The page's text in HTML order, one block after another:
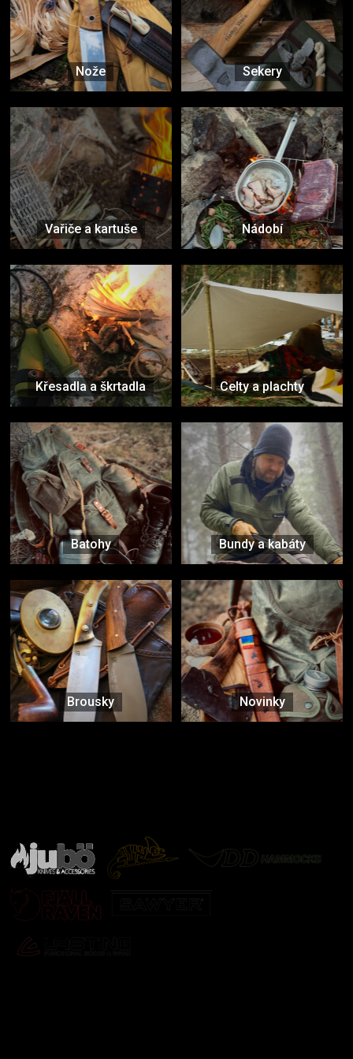
Nože Sekery
Vařiče a kartuše Nádobí
Křesadla a škrtadla Celty a plachty
Batohy Bundy a kabáty
Brousky Novinky